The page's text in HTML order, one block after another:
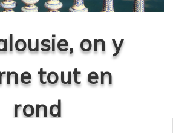
on y
tout en
rond